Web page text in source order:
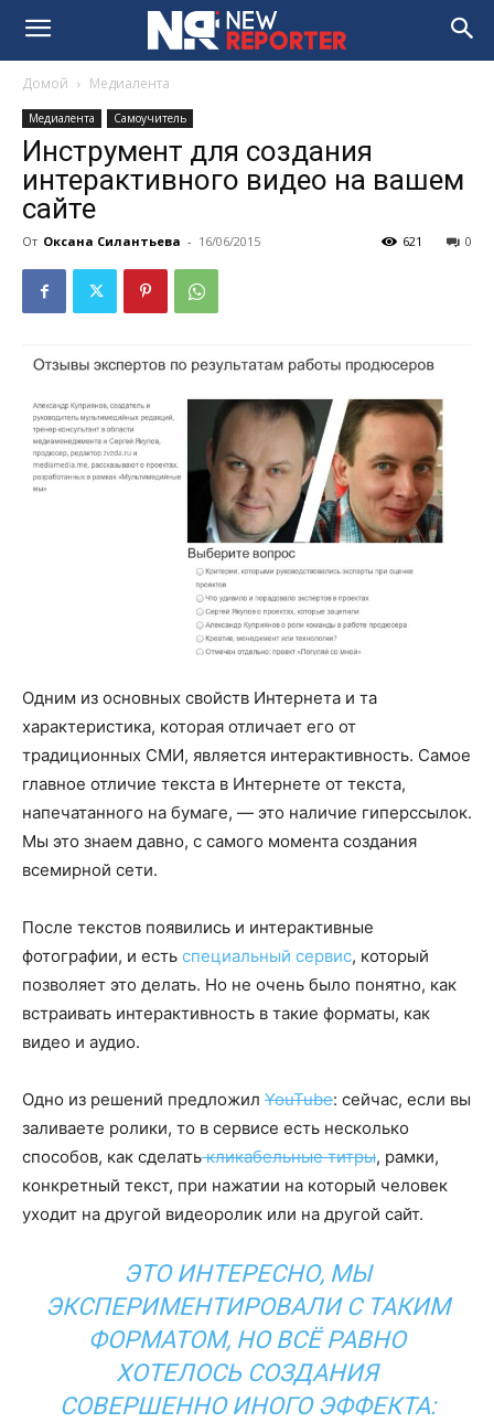
Домой Медиалента
Медиалента Самоучитель
Инструмент для создания
интерактивного видео на вашем
сайте
От Оксана Силантьева - 16/06/2015 0
621
Одним из основных свойств Интернета и та
характеристика, которая отличает его от
традиционных СМИ, является интерактивность. Самое
главное отличие текста в Интернете от текста,
напечатанного на бумаге, — это наличие гиперссылок.
Мы это знаем давно, с самого момента создания
всемирной сети.
После текстов появились и интерактивные
фотографии, и есть специальный сервис, который
позволяет это делать. Но не очень было понятно, как
встраивать интерактивность в такие форматы, как
видео и аудио.
Одно из решений предложил YouTube: сейчас, если вы
заливаете ролики, то в сервисе есть несколько
способов, как сделатькликабельные титры, рамки,
конкретный текст, при нажатии на который человек
уходит на другой видеоролик или на другой сайт.
ЭТО ИНТЕРЕСНО, МЫ
ЭКСПЕРИМЕНТИРОВАЛИ С ТАКИМ
ФОРМАТОМ, НО ВСЁ РАВНО
ХОТЕЛОСЬ СОЗДАНИЯ
СОВЕРШЕННО ИНОГО ЭФФЕКТА: